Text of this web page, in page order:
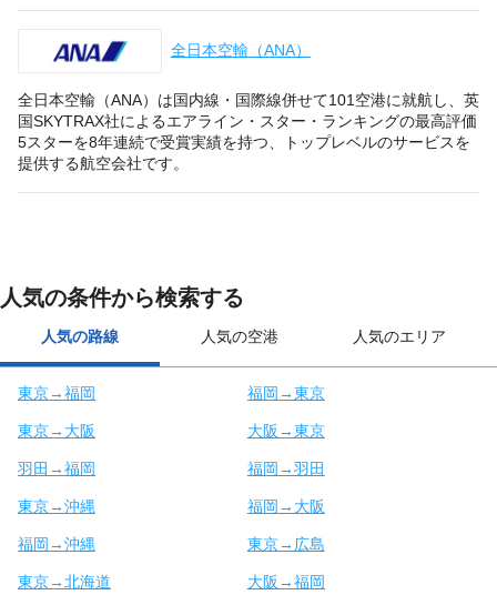
全日本空輸（ANA）
全日本空輸（ANA）は国内線・国際線併せて101空港に就航し、英
国SKYTRAX社によるエアライン・スター・ランキングの最高評価
5スターを8年連続で受賞実績を持つ、トップレベルのサービスを
提供する航空会社です。
人気の条件から検索する
人気の路線 人気の空港 人気のエリア
東京→福岡 福岡→東京
東京→大阪 大阪→東京
羽田→福岡 福岡→羽田
東京→沖縄 福岡→大阪
福岡→沖縄 東京→広島
東京→北海道 大阪→福岡